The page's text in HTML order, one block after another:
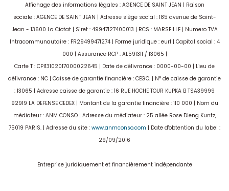
Affichage des informations légales : AGENCE DE SAINT JEAN | Raison
sociale : AGENCE DE SAINT JEAN | Adresse siège social : 185 avenue de Saint-
Jean - 13600 La Ciotat | Siret : 49947127400013 | RCS : MARSEILLE | Numero TVA
Intracommunautaire : FR29499471274 | Forme juridique : eurl | Capital social : 4
000 | Assurance RCP : AL591311 / 13065 |
Carte T : CPI13102017000022645 | Date de délivrance : 0000-00-00 | Lieu de
délivrance : NC | Caisse de garantie financière : CEGC. | N° de caisse de garantie
: 13065 | Adresse caisse de garantie : 16 RUE HOCHE TOUR KUPKA B TSA39999
92919 LA DEFENSE CEDEX | Montant de la garantie financière : 110 000 | Nom du
médiateur : ANM CONSO | Adresse du médiateur : 25 allée Rose Dieng Kuntz,
75019 PARIS. | Adresse du site : www.anmconso.com | Date d'obtention du label :
29/09/2016
Entreprise juridiquement et financièrement indépendante